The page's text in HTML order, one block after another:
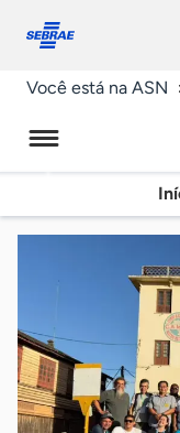
conosco
Você está na ASN